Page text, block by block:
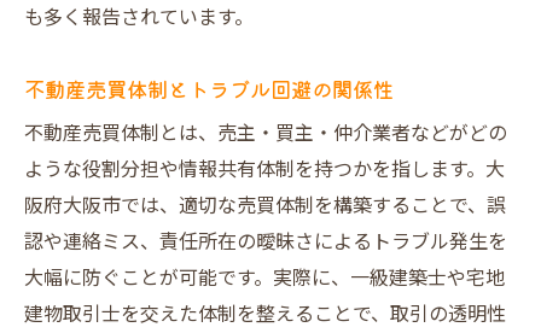
も多く報告されています。
不動産売買体制とトラブル回避の関係性
不動産売買体制とは、売主・買主・仲介業者などがどの
ような役割分担や情報共有体制を持つかを指します。大
阪府大阪市では、適切な売買体制を構築することで、誤
認や連絡ミス、責任所在の曖昧さによるトラブル発生を
大幅に防ぐことが可能です。実際に、一級建築士や宅地
建物取引士を交えた体制を整えることで、取引の透明性